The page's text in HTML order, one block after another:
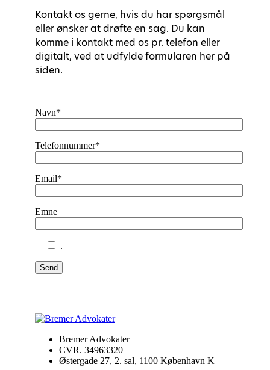
Kontakt os gerne, hvis du har spørgsmål
eller ønsker at drøfte en sag. Du kan
komme i kontakt med os pr. telefon eller
digitalt, ved at udfylde formularen her på
siden.
Navn*
Telefonnummer*
Email*
Emne
.
Send
Bremer Advokater
CVR. 34963320
Østergade 27, 2. sal, 1100 København K